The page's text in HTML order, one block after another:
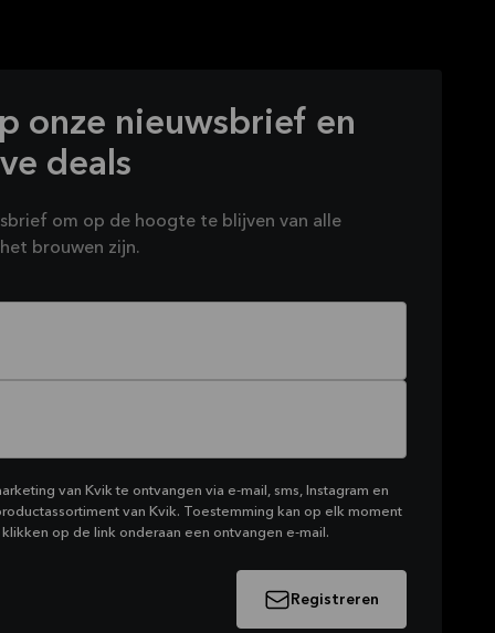
onze nieuwsbrief en
deals
om op de hoogte te blijven van alle
brouwen zijn.
van Kvik te ontvangen via e-mail, sms, Instagram en
van Kvik. Toestemming kan op elk moment
op de link onderaan een ontvangen e-mail.
Registreren